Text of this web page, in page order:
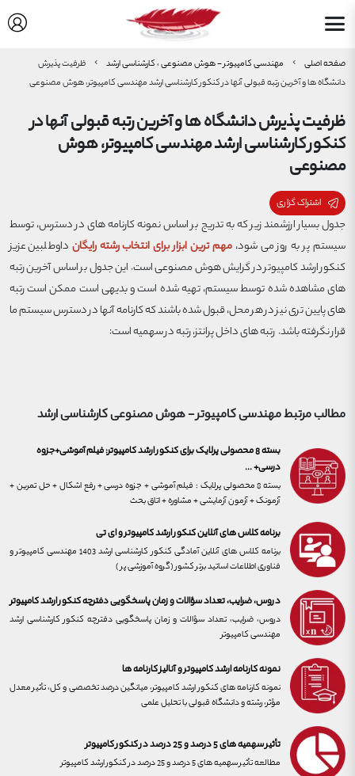
صفحه اصلی مهندسی کامپیوتر - هوش مصنوعی ، کارشناسی ارشد
ظرفیت پذیرش
دانشگاه ها و آخرین رتبه قبولی آنها در کنکور کارشناسی ارشد مهندسی کامپیوتر، هوش مصنوعی
ظرفیت پذیرش دانشگاه ها و آخرین رتبه قبولی آنها در
کنکور کارشناسی ارشد مهندسی کامپیوتر، هوش
مصنوعی
اشتراک گزاری
جدول بسیار ارزشمند زیر که به تدریج بر اساس نمونه کارنامه های در دسترس، توسط
سیستم پر به روز می شود،مهم ترین ابزار برای انتخاب رشتهرایگان داوطلبین عزیز
کنکور ارشد کامپیوتر در گرایش هوش مصنوعی است. این جدول بر اساس آخرین رتبه
های مشاهده شده توسط سیستم، تهیه شده است و بدیهی است ممکن است رتبه
های پایین تری نیز در هر محل، قبول شده باشند که کارنامه آنها در دسترس سیستم ما
قرار نگرفته باشد. رتبه های داخل پرانتز، رتبه در سهمیه است:
مطالب مرتبطمهندسی کامپیوتر - هوش مصنوعیکارشناسی ارشد
بسته 8 محصولی پرلایک برای کنکور ارشد کامپیوتر: فیلم آموشی+جزوه
درسی+ ...
بسته 8 محصولی پرلایک : فیلم آموشی + جزوه درسی + رفع اشکال + حل تمرین +
آزمونک + آزمون آزمایشی + مشاوره + اتاق بحث
برنامه کلاس های آنلاین کنکور ارشد کامپیوتر و ای تی
برنامه کلاس های آنلاین آمادگی کنکور کارشناسی ارشد 1403 مهندسی کامپیوتر و
فناوری اطلاعات اساتید برتر کشور (گروه آموزشی پر )
دروس، ضرایب، تعداد سؤالات و زمان پاسخگویی دفترچه کنکور ارشد کامپیوتر
دروس، ضرایب، تعداد سؤالات و زمان پاسخگویی دفترچه کنکور کارشناسی ارشد
مهندسی کامپیوتر
نمونه کارنامه ارشد کامپیوتر و آنالیز کارنامه ها
نمونه کارنامه های کنکور ارشد کامپیوتر، میانگین درصد تخصصی و کل، تأثیر معدل
مؤثر، رشته و دانشگاه قبولی با تحلیل علمی
تأثیر سهمیه های 5 درصد و 25 درصد در کنکور کامپیوتر
مطالعه تأثیر سهمیه های 5 درصد و 25 درصد در کنکور ارشد کامپیوتر